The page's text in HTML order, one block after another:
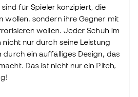
sind für Spieler konzipiert, die
wollen, sondern ihre Gegner mit
wollen. Jeder Schuh im
nicht nur durch seine Leistung
durch ein auffälliges Design, das
Das ist nicht nur ein Pitch,